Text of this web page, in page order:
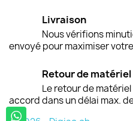
Livraison
Nous vérifions
envoyé pour maximiser
Retour de matériel
Le retour de
accord dans un délai max.